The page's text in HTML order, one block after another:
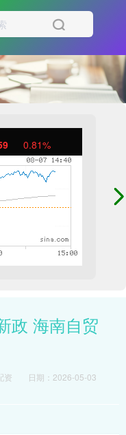
0.81%
政 海南自贸
资
日期：2026-05-03